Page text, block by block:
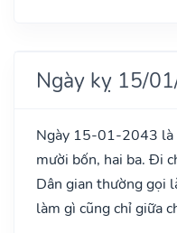
Ngày kỵ 15/
Ngày 15-01-2043 là
mười bốn, hai ba. Đi
Dân gian thường gọi
làm gì cũng chỉ giữa